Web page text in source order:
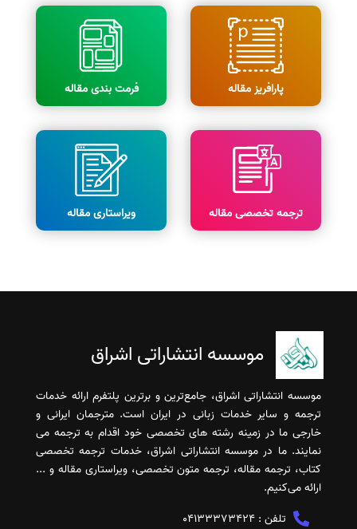
پارافریز مقاله فرمت بندی مقاله
ترجمه تخصصی مقاله ویراستاری مقاله
موسسه انتشاراتی اشراق
موسسه انتشاراتی اشراق، جامع‌ترین و برترین پلتفرم ارائه خدمات
ترجمه و سایر خدمات زبانی در ایران است. مترجمان ایرانی و
خارجی ما در زمینه رشته های تخصصی خود اقدام به ترجمه می
نمایند. ما در موسسه انتشاراتی اشراق، خدمات ترجمه تخصصی
کتاب، ترجمه مقاله، ترجمه متون تخصصی، ویراستاری مقاله و ...
ارائه می‌کنیم.
تلفن : 04133373424